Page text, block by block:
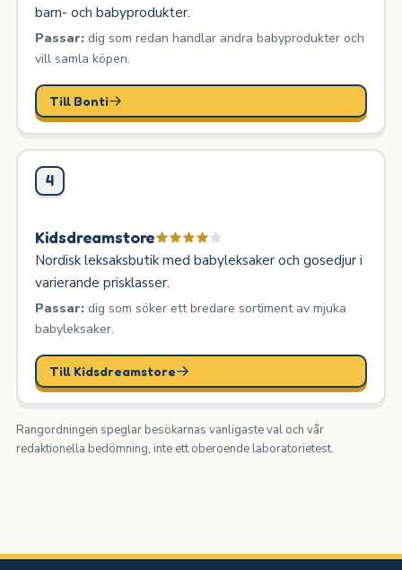
barn- och babyprodukter.
Passar:dig som redan handlar andra babyprodukter och
vill samla köpen.
Till Bonti
4
Kidsdreamstore
Nordisk leksaksbutik med babyleksaker och gosedjur i
varierande prisklasser.
Passar:dig som söker ett bredare sortiment av mjuka
babyleksaker.
Till Kidsdreamstore
Rangordningen speglar besökarnas vanligaste val och vår
redaktionella bedömning, inte ett oberoende laboratorietest.